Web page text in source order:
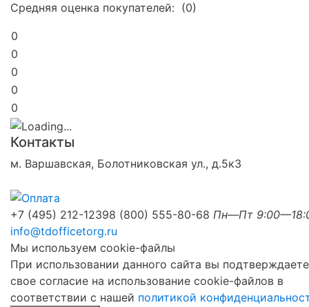
Средняя оценка покупателей: (0)
0
0
0
0
0
Контакты
м. Варшавская, Болотниковская ул., д.5к3
+7 (495) 212-12398 (800) 555-80-68 Пн—Пт
info@tdofficetorg.ru
Мы используем cookie-файлы
При использовании данного сайта вы подтверждаете
свое согласие на использование cookie-файлов в
соответствии с нашей политикой